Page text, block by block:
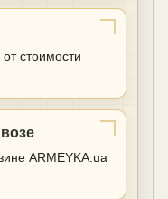
от стоимости
ARMEYKA.ua